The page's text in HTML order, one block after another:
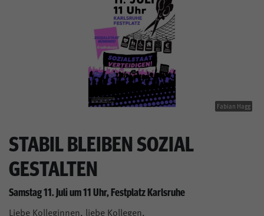
Fabian Hagg
STABIL BLEIBEN SOZIAL
GESTALTEN
Samstag 11. Juli um 11 Uhr, Festplatz Karlsruhe
Liebe Kolleginnen, liebe Kollegen,